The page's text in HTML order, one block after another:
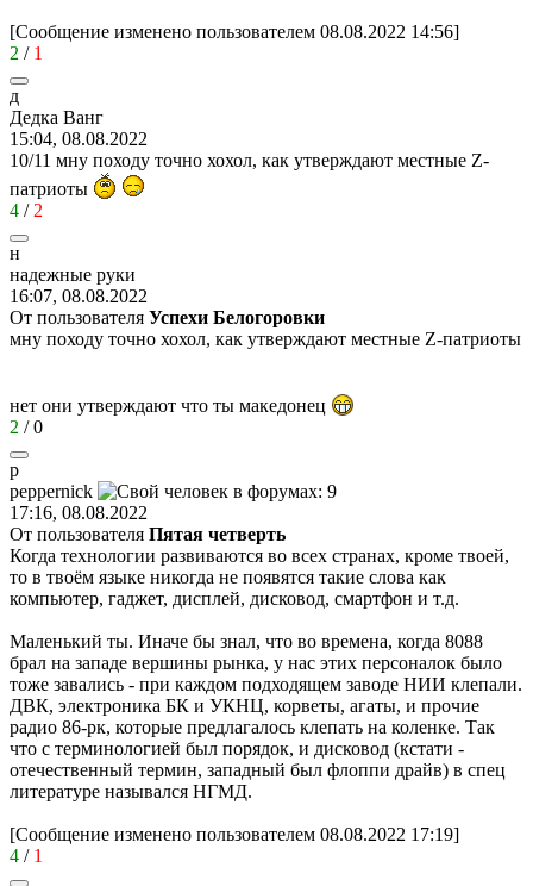
[Сообщение изменено пользователем 08.08.2022 14:56]
2 / 1
д
Дедка Ванг
15:04, 08.08.2022
10/11 мну походу точно хохол, как утверждают местные Z-
патриоты
4 / 2
н
надежные руки
16:07, 08.08.2022
От пользователя Успехи Белогоровки
мну походу точно хохол, как утверждают местные Z-патриоты
нет они утверждают что ты македонец
2 /0
p
peppernick
17:16, 08.08.2022
От пользователя Пятая четверть
Когда технологии развиваются во всех странах, кроме твоей,
то в твоём языке никогда не появятся такие слова как
компьютер, гаджет, дисплей, дисковод, смартфон и т.д.
Маленький ты. Иначе бы знал, что во времена, когда 8088
брал на западе вершины рынка, у нас этих персоналок было
тоже завались - при каждом подходящем заводе НИИ клепали.
ДВК, электроника БК и УКНЦ, корветы, агаты, и прочие
радио 86-рк, которые предлагалось клепать на коленке. Так
что с терминологией был порядок, и дисковод (кстати -
отечественный термин, западный был флоппи драйв) в спец
литературе назывался НГМД.
[Сообщение изменено пользователем 08.08.2022 17:19]
4 / 1